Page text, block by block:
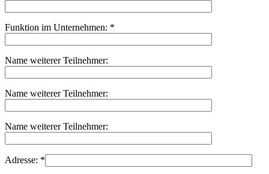
Funktion im Unternehmen: *
Name weiterer Teilnehmer:
Name weiterer Teilnehmer:
Name weiterer Teilnehmer:
Adresse: *